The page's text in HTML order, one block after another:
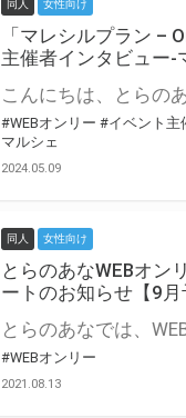
同人 女性向け
「マレシルプラン –
主催者インタビュー-
#WEBオンリー #イベント主
マルシェ
2024.05.09
同人 女性向け
とらのあなWEBオン
ートのお知らせ【9月
#WEBオンリー
2021.08.13